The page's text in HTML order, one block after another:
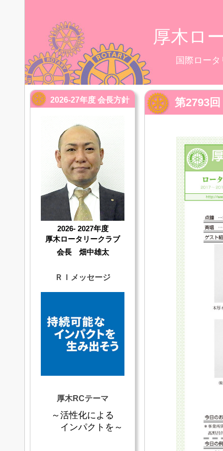
厚木ロ
国際ロー
第2793
2026-27年度 会長方針
2026- 2027年度
厚木ロータリークラブ
会長 畑中雄太
ＲＩメッセージ
厚木RCテーマ
～活性化による
インパクトを～